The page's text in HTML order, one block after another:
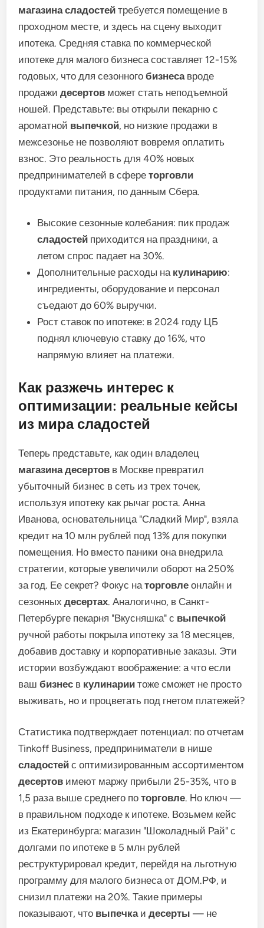
магазина сладостей требуется помещение в
проходном месте, и здесь на сцену выходит
ипотека. Средняя ставка по коммерческой
ипотеке для малого бизнеса составляет 12-15%
годовых, что для сезонногобизнесавроде
продажидесертов может стать неподъемной
ношей. Представьте: вы открыли пекарню с
ароматной выпечкой, но низкие продажи в
межсезонье не позволяют вовремя оплатить
взнос. Это реальность для 40% новых
предпринимателей в сфереторговли
продуктами питания, по данным Сбера.
Высокие сезонные колебания: пик продаж
сладостей приходится на праздники, а
летом спрос падает на 30%.
Дополнительные расходы на кулинарию:
ингредиенты, оборудование и персонал
съедают до 60% выручки.
Рост ставок по ипотеке: в 2024 году ЦБ
поднял ключевую ставку до 16%, что
напрямую влияет на платежи.
Как разжечь интерес к
оптимизации: реальные кейсы
из мира сладостей
Теперь представьте, как один владелец
магазина десертов в Москве превратил
убыточный бизнес в сеть из трех точек,
используя ипотеку как рычаг роста. Анна
Иванова, основательница "Сладкий Мир", взяла
кредит на 10 млн рублей под 13% для покупки
помещения. Но вместо паники она внедрила
стратегии, которые увеличили оборот на 250%
за год. Ее секрет? Фокус наторговле онлайн и
сезонныхдесертах. Аналогично, в Санкт-
Петербурге пекарня "Вкусняшка" с выпечкой
ручной работы покрыла ипотеку за 18 месяцев,
добавив доставку и корпоративные заказы. Эти
истории возбуждают воображение: а что если
вашбизнес в кулинарии тоже сможет не просто
выживать, но и процветать под гнетом платежей?
Статистика подтверждает потенциал: по отчетам
Tinkoff Business, предприниматели в нише
сладостей с оптимизированным ассортиментом
десертов имеют маржу прибыли 25-35%, что в
1,5 раза выше среднего поторговле. Но ключ —
в правильном подходе к ипотеке. Возьмем кейс
из Екатеринбурга: магазин "Шоколадный Рай" с
долгами по ипотеке в 5 млн рублей
реструктурировал кредит, перейдя на льготную
программу для малого бизнеса от ДОМ.РФ, и
снизил платежи на 20%. Такие примеры
показывают, что выпечкаидесерты — не